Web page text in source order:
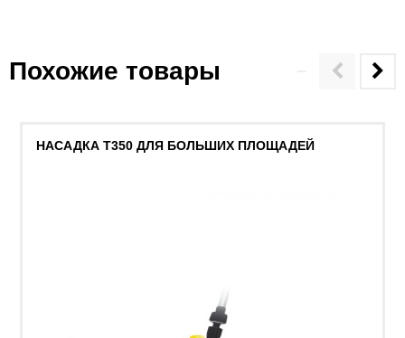
Похожие товары
НАСАДКА T350 ДЛЯ БОЛЬШИХ ПЛОЩАДЕЙ